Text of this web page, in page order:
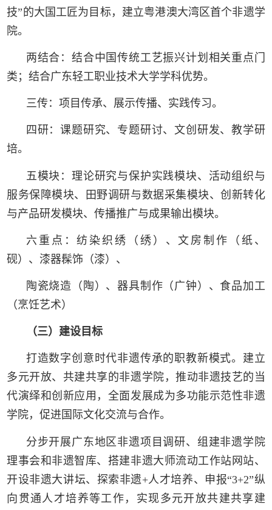
技”的大国工匠为目标，建立粤港澳大湾区首个非遗学
院。
两结合：结合中国传统工艺振兴计划相关重点门
类；结合广东轻工职业技术大学学科优势。
三传：项目传承、展示传播、实践传习。
四研：课题研究、专题研讨、文创研发、教学研
培。
五模块：理论研究与保护实践模块、活动组织与
服务保障模块、田野调研与数据采集模块、创新转化
与产品研发模块、传播推广与成果输出模块。
六重点：纺染织绣（绣）、文房制作（纸、
砚）、漆器髹饰（漆）、
陶瓷烧造（陶）、器具制作（广钟）、食品加工
（烹饪艺术）
（三）建设目标
打造数字创意时代非遗传承的职教新模式。建立
多元开放、共建共享的非遗学院，推动非遗技艺的当
代演绎和创新应用，全面发展成为多功能示范性非遗
学院，促进国际文化交流与合作。
分步开展广东地区非遗项目调研、组建非遗学院
理事会和非遗智库、搭建非遗大师流动工作站网站、
开设非遗大讲坛、探索非遗+人才培养、申报“3+2”纵
向贯通人才培养等工作，实现多元开放共建共享建